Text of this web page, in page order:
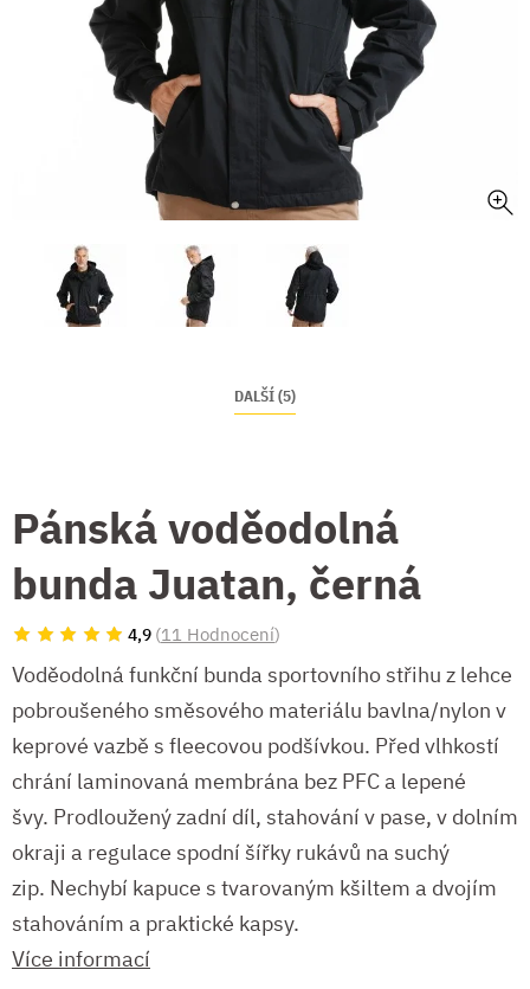
DALŠÍ (5)
Pánská voděodolná
bunda Juatan, černá
4,9 (11 Hodnocení)
Voděodolná funkční bunda sportovního střihu z lehce
pobroušeného směsového materiálu bavlna/nylon v
keprové vazbě s fleecovou podšívkou. Před vlhkostí
chrání laminovaná membrána bez PFC a lepené
švy. Prodloužený zadní díl, stahování v pase, v dolním
okraji a regulace spodní šířky rukávů na suchý
zip. Nechybí kapuce s tvarovaným kšiltem a dvojím
stahováním a praktické kapsy.
Více informací